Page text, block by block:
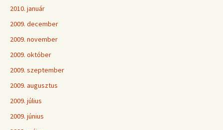
2010. január
2009. december
2009. november
2009. október
2009. szeptember
2009. augusztus
2009. július
2009. június